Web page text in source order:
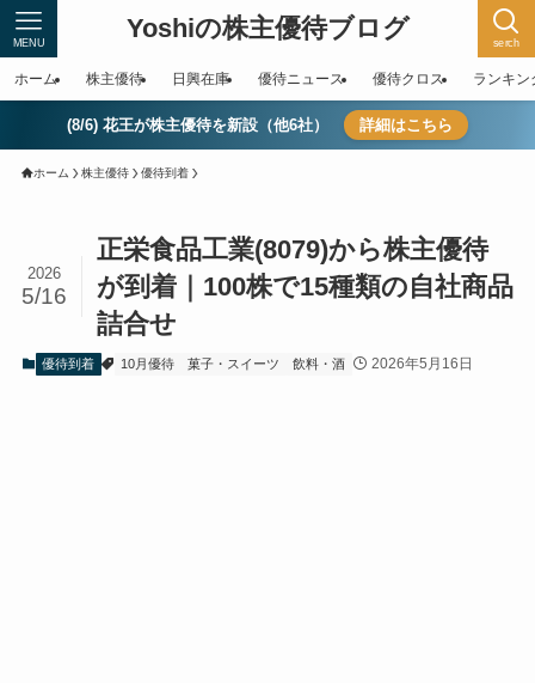
Yoshiの株主優待ブログ serch
MENU
ホーム 株主優待 日興在庫 優待ニュース 優待クロス ランキン
(8/6) 花王が株主優待を新設（他6社） 詳細はこちら
ホーム 株主優待 優待到着
正栄食品工業(8079)から株主優待
が到着｜100株で15種類の自社商品
詰合せ
2026
5/16
優待到着 10月優待 菓子・スイーツ 飲料・酒 2026年5月16日